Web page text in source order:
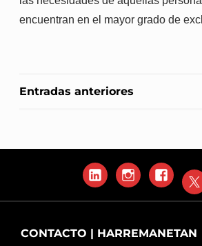
encuentran en el mayor grado de
NAVEGACIÓN
Entradas anteriores
LinkedInInstagram X
CONTACTO | HARREMANETAN